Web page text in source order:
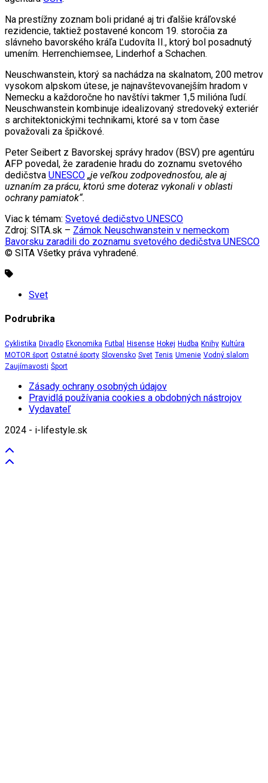
Na prestížny zoznam boli pridané aj tri ďalšie kráľovské
rezidencie, taktiež postavené koncom 19. storočia za
slávneho bavorského kráľa Ľudovíta II., ktorý bol posadnutý
umením. Herrenchiemsee, Linderhof a Schachen.
Neuschwanstein, ktorý sa nachádza na skalnatom, 200 metrov
vysokom alpskom útese, je najnavštevovanejším hradom v
Nemecku a každoročne ho navštívi takmer 1,5 milióna ľudí.
Neuschwanstein kombinuje idealizovaný stredoveký exteriér
s architektonickými technikami, ktoré sa v tom čase
považovali za špičkové.
Peter Seibert z Bavorskej správy hradov (BSV) pre agentúru
AFP povedal, že zaradenie hradu do zoznamu svetového
dedičstva UNESCO „je veľkou zodpovednosťou, ale aj
uznaním za prácu, ktorú sme doteraz vykonali v oblasti
ochrany pamiatok“.
Viac k témam: Svetové dedičstvo UNESCO
Zdroj: SITA.sk – Zámok Neuschwanstein v nemeckom
Bavorsku zaradili do zoznamu svetového dedičstva UNESCO
© SITA Všetky práva vyhradené.
Svet
Podrubrika
Cyklistika Divadlo Ekonomika Futbal Hisense Hokej Hudba Knihy Kultúra
MOTOR šport Ostatné športy Slovensko Svet Tenis Umenie Vodný slalom
Zaujímavosti Šport
Zásady ochrany osobných údajov
Pravidlá používania cookies a obdobných nástrojov
Vydavateľ
2024 - i-lifestyle.sk